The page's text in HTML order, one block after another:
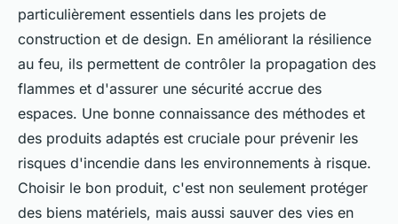
particulièrement essentiels dans les projets de
construction et de design. En améliorant la résilience
au feu, ils permettent de contrôler la propagation des
flammes et d'assurer une sécurité accrue des
espaces. Une bonne connaissance des méthodes et
des produits adaptés est cruciale pour prévenir les
risques d'incendie dans les environnements à risque.
Choisir le bon produit, c'est non seulement protéger
des biens matériels, mais aussi sauver des vies en